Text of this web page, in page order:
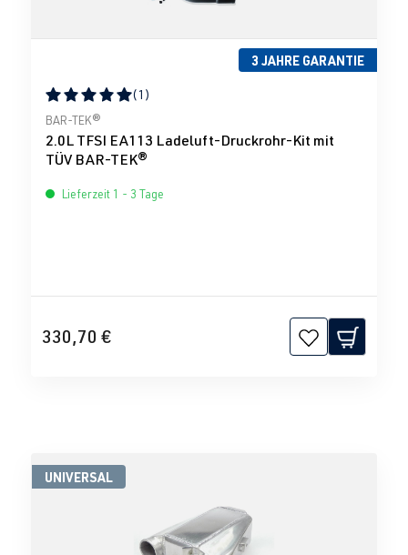
3 JAHRE GARANTIE
Durchschnittliche Bewertung von 5 von 5 Sternen
(1)
BAR-TEK®
2.0L TFSI EA113 Ladeluft-Druckrohr-Kit mit
TÜV BAR-TEK®
Lieferzeit 1 - 3 Tage
330,70 €
UNIVERSAL